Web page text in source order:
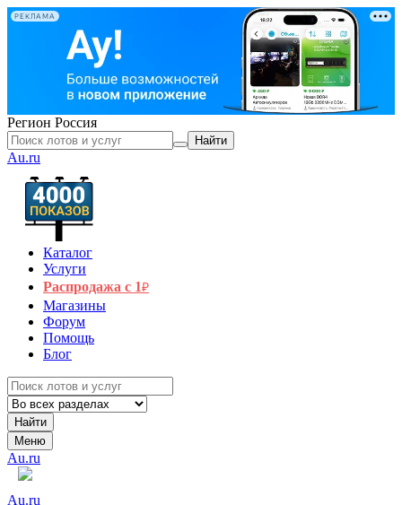
РЕКЛАМА
Регион Россия
Найти
Au.ru
Каталог
Услуги
Распродажа с 1₽
Магазины
Форум
Помощь
Блог
Найти
Меню
Au.ru
Au.ru